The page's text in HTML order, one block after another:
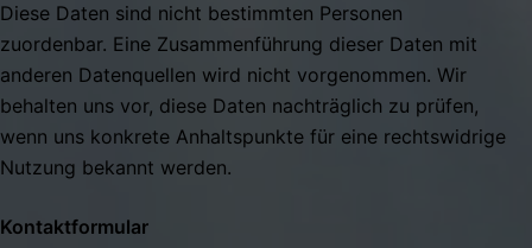
Diese Daten sind nicht bestimmten Personen
zuordenbar. Eine Zusammenführung dieser Daten mit
anderen Datenquellen wird nicht vorgenommen. Wir
behalten uns vor, diese Daten nachträglich zu prüfen,
wenn uns konkrete Anhaltspunkte für eine rechtswidrige
Nutzung bekannt werden.
Kontaktformular